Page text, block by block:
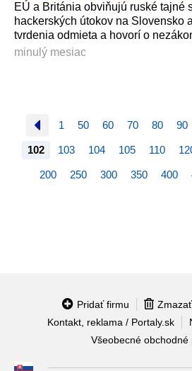
EÚ a Británia obviňujú ruské tajné
hackerských útokov na Slovensko
tvrdenia odmieta a hovorí o
minulý mesiac
1 50 60 70 80 90
102 103 104 105 110
200 250 300 350 400
Pridať firmu Zmazať
Kontakt, reklama / Portaly.sk
Všeobecné obchodné